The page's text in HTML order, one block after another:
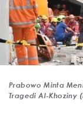
Prabowo Minta
Tragedi Al-Khoziny